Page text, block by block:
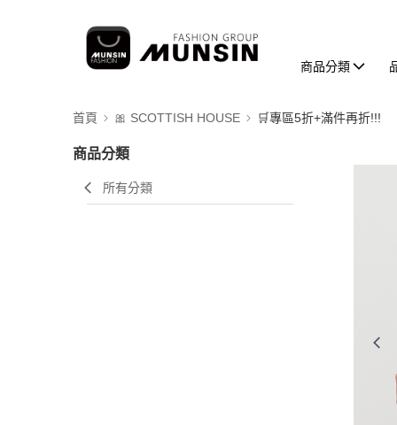
商品分類
首頁 🎀 SCOTTISH HOUSE 🛒專區5折+滿件再折!!!
商品分類
所有分類